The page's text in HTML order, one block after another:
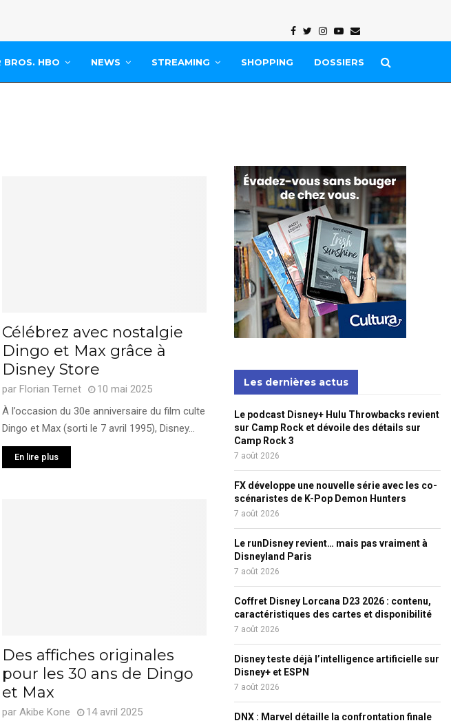
Facebook
Twitter
Instagram
Youtube
Email
BROS. HBO NEWS STREAMING SHOPPING DOSSIERS
Célébrez avec nostalgie
Dingo et Max grâce à
Disney Store
par Florian Ternet
10 mai 2025
À l’occasion du 30e anniversaire du film culte
Dingo et Max (sorti le 7 avril 1995), Disney...
En lire plus
Des affiches originales
pour les 30 ans de Dingo
et Max
par Akibe Kone
14 avril 2025
Les dernières actus
Le podcast Disney+ Hulu Throwbacks revient
sur Camp Rock et dévoile des détails sur
Camp Rock 3
7 août 2026
FX développe une nouvelle série avec les co-
scénaristes de K-Pop Demon Hunters
7 août 2026
Le runDisney revient… mais pas vraiment à
Disneyland Paris
7 août 2026
Coffret Disney Lorcana D23 2026 : contenu,
caractéristiques des cartes et disponibilité
7 août 2026
Disney teste déjà l’intelligence artificielle sur
Disney+ et ESPN
7 août 2026
DNX : Marvel détaille la confrontation finale